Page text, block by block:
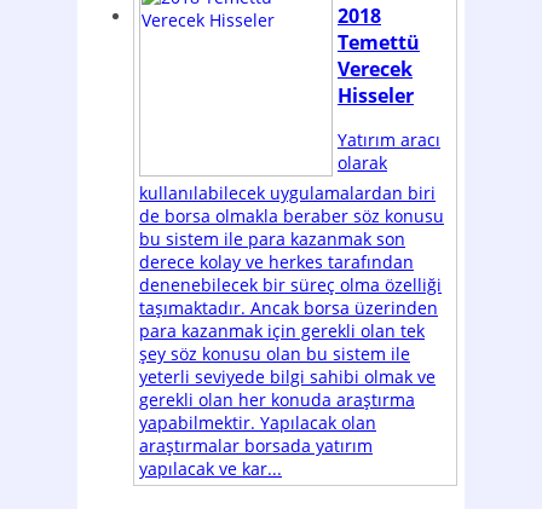
2018
Temettü
Verecek
Hisseler
Yatırım aracı
olarak
kullanılabilecek uygulamalardan biri
de borsa olmakla beraber söz konusu
bu sistem ile para kazanmak son
derece kolay ve herkes tarafından
denenebilecek bir süreç olma özelliği
taşımaktadır. Ancak borsa üzerinden
para kazanmak için gerekli olan tek
şey söz konusu olan bu sistem ile
yeterli seviyede bilgi sahibi olmak ve
gerekli olan her konuda araştırma
yapabilmektir. Yapılacak olan
araştırmalar borsada yatırım
yapılacak ve kar...